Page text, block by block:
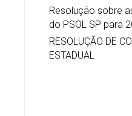
Resolução sobre
do PSOL SP para
RESOLUÇÃO DE
ESTADUAL